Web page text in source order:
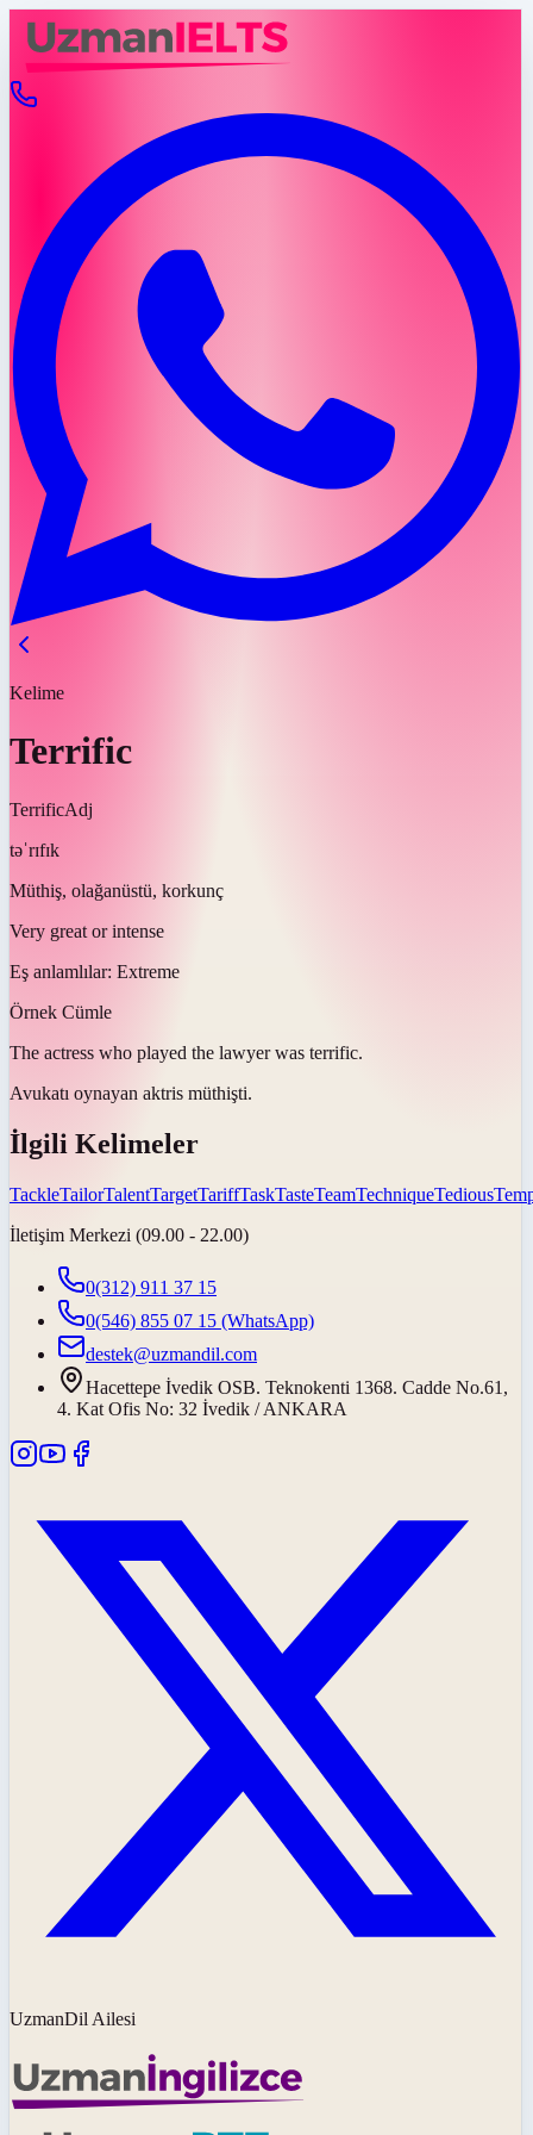
Kelime
Terrific
TerrificAdj
təˈrɪfɪk
Müthiş, olağanüstü, korkunç
Very great or intense
Eş anlamlılar: Extreme
Örnek Cümle
The actress who played the lawyer was terrific.
Avukatı oynayan aktris müthişti.
İlgili Kelimeler
TackleTailorTalentTargetTariffTaskTasteTeamTechniqueTedious
İletişim Merkezi (09.00 - 22.00)
0(312) 911 37 15
0(546) 855 07 15 (WhatsApp)
destek@uzmandil.com
Hacettepe İvedik OSB. Teknokenti 1368. Cadde No.61,
4. Kat Ofis No: 32 İvedik / ANKARA
UzmanDil Ailesi